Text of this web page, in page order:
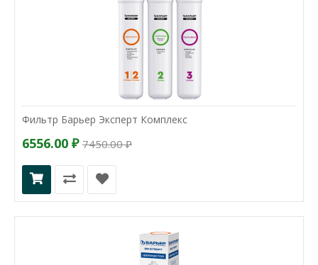
Фильтр Барьер Эксперт Комплекс
6556.00 ₽ 7450.00 ₽